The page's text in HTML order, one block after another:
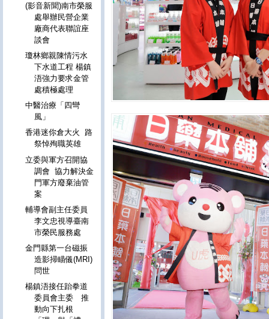
(影音新聞)南市榮服
處舉辦民營企業
廠商代表聯誼座
談會
瓊林鄉親陳情污水
下水道工程 楊鎮
浯強力要求金管
處積極處理
中醫治療「四彎
風」
香港迷你倉大火 路
祭悼殉職英雄
立委與軍方召開協
調會 協力解決金
門軍方廢棄油管
案
輔導會副主任委員
李文忠視導臺南
市榮民服務處
金門縣第一台磁振
造影掃瞄儀(MRI)
問世
楊鎮浯接任跆拳道
委員會主委 推
動向下扎根